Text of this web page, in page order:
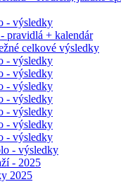
- výsledky
pravidlá + kalendár
celkové výsledky
- výsledky
- výsledky
- výsledky
- výsledky
- výsledky
- výsledky
- výsledky
- výsledky
- 2025
2025